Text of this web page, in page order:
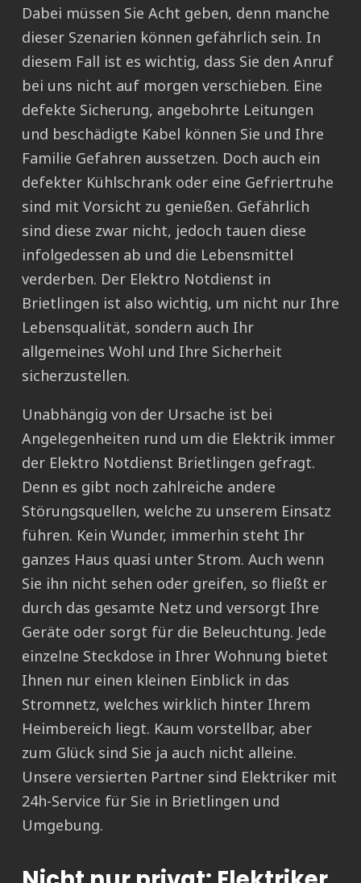
Dabei müssen Sie Acht geben, denn manche
dieser Szenarien können gefährlich sein. In
diesem Fall ist es wichtig, dass Sie den Anruf
bei uns nicht auf morgen verschieben. Eine
defekte Sicherung, angebohrte Leitungen
und beschädigte Kabel können Sie und Ihre
Familie Gefahren aussetzen. Doch auch ein
defekter Kühlschrank oder eine Gefriertruhe
sind mit Vorsicht zu genießen. Gefährlich
sind diese zwar nicht, jedoch tauen diese
infolgedessen ab und die Lebensmittel
verderben. Der Elektro Notdienst in
Brietlingen ist also wichtig, um nicht nur Ihre
Lebensqualität, sondern auch Ihr
allgemeines Wohl und Ihre Sicherheit
sicherzustellen.
Unabhängig von der Ursache ist bei
Angelegenheiten rund um die Elektrik immer
der Elektro Notdienst Brietlingen gefragt.
Denn es gibt noch zahlreiche andere
Störungsquellen, welche zu unserem Einsatz
führen. Kein Wunder, immerhin steht Ihr
ganzes Haus quasi unter Strom. Auch wenn
Sie ihn nicht sehen oder greifen, so fließt er
durch das gesamte Netz und versorgt Ihre
Geräte oder sorgt für die Beleuchtung. Jede
einzelne Steckdose in Ihrer Wohnung bietet
Ihnen nur einen kleinen Einblick in das
Stromnetz, welches wirklich hinter Ihrem
Heimbereich liegt. Kaum vorstellbar, aber
zum Glück sind Sie ja auch nicht alleine.
Unsere versierten Partner sind Elektriker mit
24h-Service für Sie in Brietlingen und
Umgebung.